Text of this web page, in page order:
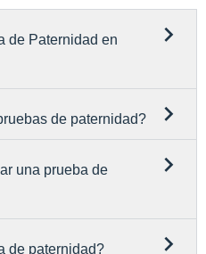
de Paternidad en
de paternidad?
una prueba de
de paternidad?